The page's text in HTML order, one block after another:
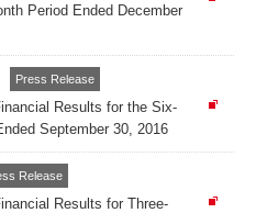
Period Ended December
Press Release
Results for the Six-
September 30, 2016
Release
Results for Three-